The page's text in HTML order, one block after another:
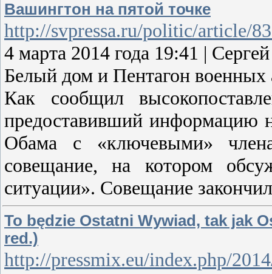
Вашингтон на пятой точке
http://svpressa.ru/politic/article/
4 марта 2014 года 19:41 |
Белый дом и Пентагон
Как сообщил
предоставивший информацию
Обама с «ключевыми»
совещание, на котором
ситуации». Совещание
To będzie Ostatni Wywiad, tak jak
red.)
http://pressmix.eu/index.php/